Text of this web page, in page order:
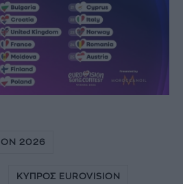
2026
ΚΥΠΡΟΣ EUROVISION